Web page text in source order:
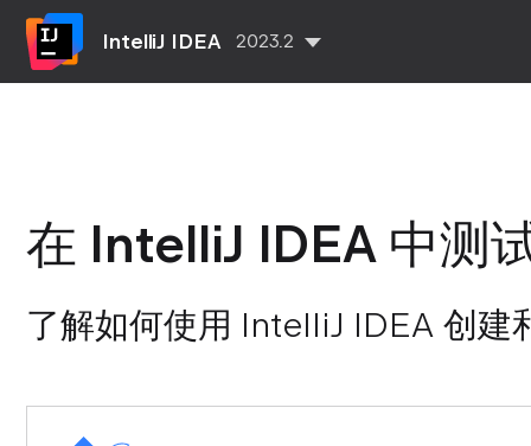
IntelliJ IDEA 2023.2
在 IntelliJ IDEA 中测
了解如何使用 IntelliJ IDEA 创建